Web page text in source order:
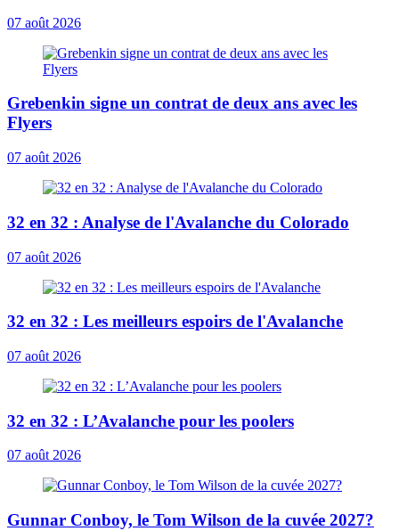
07 août 2026
Grebenkin signe un contrat de deux ans avec les
Flyers
07 août 2026
32 en 32 : Analyse de l'Avalanche du Colorado
07 août 2026
32 en 32 : Les meilleurs espoirs de l'Avalanche
07 août 2026
32 en 32 : L’Avalanche pour les poolers
07 août 2026
Gunnar Conboy, le Tom Wilson de la cuvée 2027?